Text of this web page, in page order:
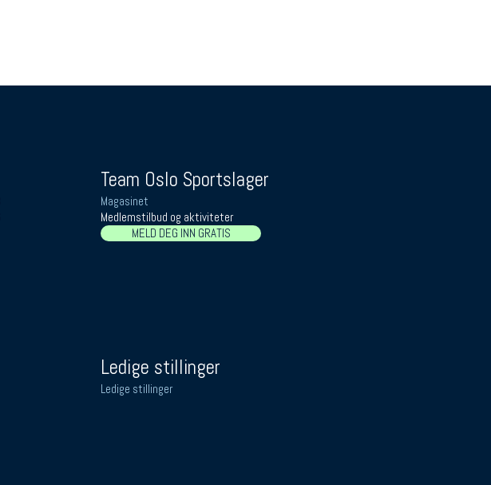
Team Oslo Sportslager
Magasinet
Medlemstilbud og aktiviteter
MELD DEG INN GRATIS
Ledige stillinger
Ledige stillinger